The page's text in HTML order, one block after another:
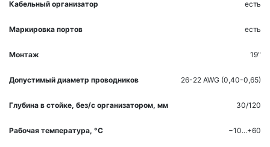
Кабельный организатор есть
Маркировка портов есть
Монтаж 19"
Допустимый диаметр проводников 26-22 AWG (0,40-0,65)
Глубина в стойке, без/с организатором, мм 30/120
Рабочая температура, °С −10...+60